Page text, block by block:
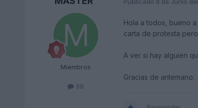
Miembros
88
Hola a todos, bueno
carta de protesta
A ver si hay alguien
Gracias de antemano.